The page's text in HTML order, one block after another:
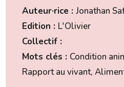
Auteur·rice :Jonathan
Edition : L'Olivier
Collectif :
Mots clés : Condition
Rapport au vivant,